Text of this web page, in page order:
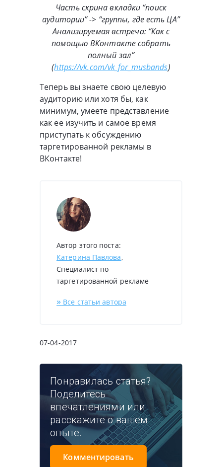
Часть скрина вкладки “поиск
аудитории” -> “группы, где есть ЦА”
Анализируемая встреча: “Как с
помощью ВКонтакте собрать
полный зал”
(https://vk.com/vk_for_musbands)
Теперь вы знаете свою целевую
аудиторию или хотя бы, как
минимум, умеете представление
как ее изучить и самое время
приступать к обсуждению
таргетированной рекламы в
ВКонтакте!
Автор этого поста:
Катерина Павлова,
Специалист по
таргетированной рекламе
» Все статьи автора
07-04-2017
Понравилась статья?
Поделитесь
впечатлениями или
расскажите о вашем
опыте.
Комментировать